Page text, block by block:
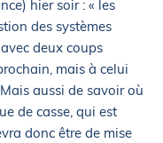
hier soir : « les
des systèmes
deux coups
mais à celui
aussi de savoir où
de casse, qui est
donc être de mise